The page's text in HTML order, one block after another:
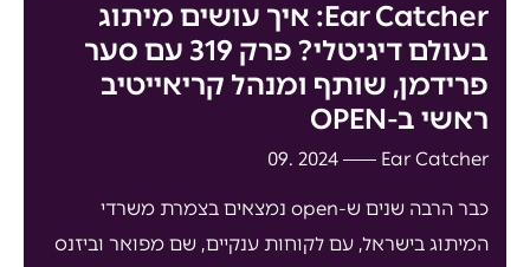
Ear Catcher: איך עושים מיתוג
בעולם דיגיטלי? פרק 319 עם סער
פרידמן, שותף ומנהל קריאייטיב
ראשי ב-OPEN
Ear Catcher
2024 .09
כבר הרבה שנים ש-open נמצאים בצמרת משרדי
המיתוג בישראל, עם לקוחות ענקיים, שם מפואר וביזנס